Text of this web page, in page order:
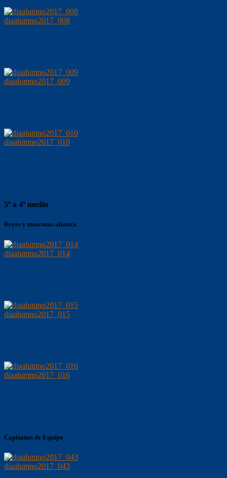
diaalumno2017_008
diaalumno2017_009
diaalumno2017_010
5º a 4º medio
Reyes y mascotas alianza
diaalumno2017_014
diaalumno2017_015
diaalumno2017_016
Capitanas de Equipo
diaalumno2017_043